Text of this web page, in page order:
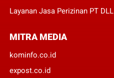
Layanan Jasa Perizinan PT DLL
MITRA MEDIA
kominfo.co.id
expost.co.id